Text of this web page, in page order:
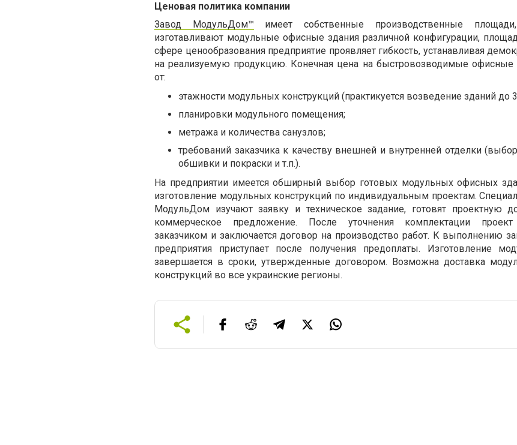
Ценовая политика компании
Завод МодульДом™ имеет собственные производственные
изготавливают модульные офисные здания различной конфигурации,
сфере ценообразования предприятие проявляет гибкость, устанавливая
на реализуемую продукцию. Конечная цена на быстровозводимые офисные
от:
этажности модульных конструкций (практикуется возведение зданий до
планировки модульного помещения;
метража и количества санузлов;
требований заказчика к качеству внешней и внутренней отделки
обшивки и покраски и т.п.).
На предприятии имеется обширный выбор готовых модульных офисных
изготовление модульных конструкций по индивидуальным проектам.
МодульДом изучают заявку и техническое задание, готовят проектную
коммерческое предложение. После уточнения комплектации проект
заказчиком и заключается договор на производство работ. К выполнению
предприятия приступает после получения предоплаты. Изготовление
завершается в сроки, утвержденные договором. Возможна доставка
конструкций во все украинские регионы.